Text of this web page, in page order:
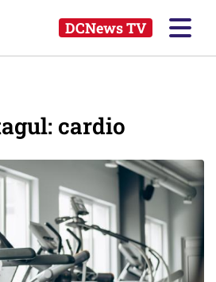
DCNews TV
cardio